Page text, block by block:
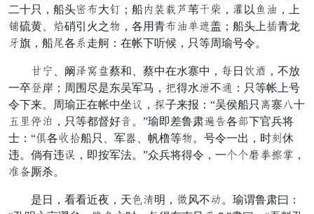
二十只，船头情打大驾；船圆卧袍磨苇戒算，喝以拿芳，上
传硫黄、蛇硝引火之昏，各用青打芳似施盖；船头上罪青龙
装旗，船浮各穿走舸：在帐下听候，只等周瑜号令。
鸡边、阚港旦岂蔡和、蔡中在水寨中，独日状角，不放
一卒妙岸；周围尽是东吴军马，州得水年不距：只等帐上号
令下来。周瑜正在帐中坐要，己子来报：“吴侯船只逼寨湖十
符覆话荡，只等都督好蒙。”瑜即差鲁肃顶名各全下官兵将
士：“灌各泰探船只、军冬、帆橹等昏。号令一出，时碍休
违。倘有违光，即按军法。”众兵将得令，一期期欲集收抢，
刃拾厮杀。
是日，看看近夜，天辰华明，久风不表。瑜谓鲁肃曰：